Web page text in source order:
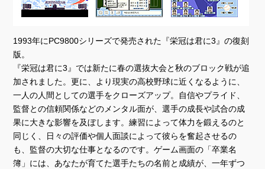
1993年にPC9800シリーズで発売された『栄冠は君に3』の復刻
版。
『栄冠は君に3』では新たに春の選抜大会と秋のブロック戦が追
加されました。更に、より現実の高校野球に近くなるように、
一人の人間としての選手をクローズアップ。自信やプライド、
監督との信頼関係などのメンタル面が、選手の成長や試合の成
果に大きな影響を及ぼします。練習によって体力を鍛えるのと
同じく、日々の評価や個人面談によって彼らを奮起させるの
も、監督の大切な仕事となるのです。ゲーム画面の「卒業名
簿」には、あなたが育てた選手たちの名前と成績が、一年ずつ